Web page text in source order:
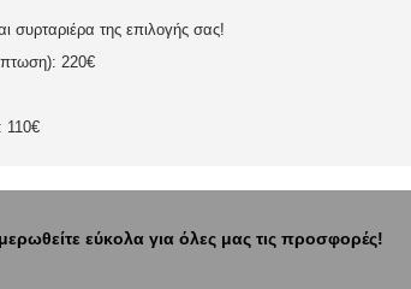
συρταριέρα της επιλογής σας!
220€
110€
εύκολα για όλες μας τις προσφορές!